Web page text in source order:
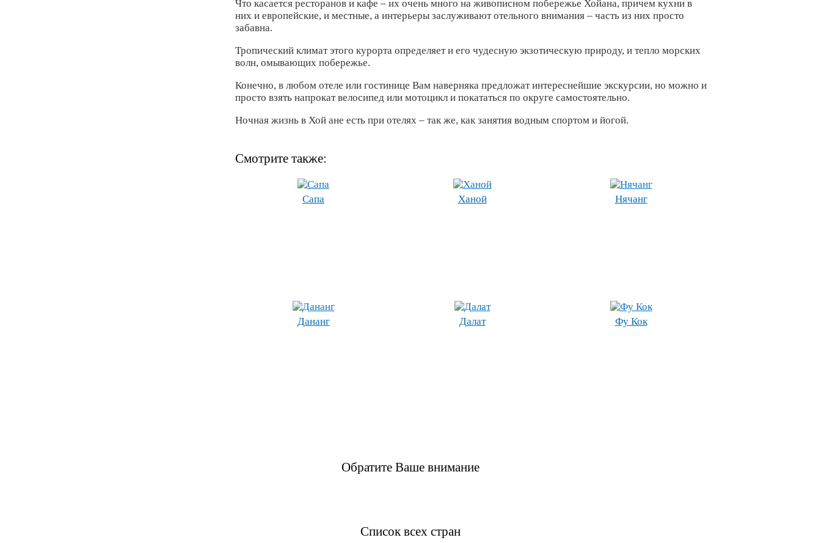
Что касается ресторанов и кафе – их очень много на живописном побережье Хойана, причем кухни в
них и европейские, и местные, а интерьеры заслуживают отельного внимания – часть из них просто
забавна.
Тропический климат этого курорта определяет и его чудесную экзотическую природу, и тепло морских
волн, омывающих побережье.
Конечно, в любом отеле или гостинице Вам наверняка предложат интереснейшие экскурсии, но можно и
просто взять напрокат велосипед или мотоцикл и покататься по округе самостоятельно.
Ночная жизнь в Хой ане есть при отелях – так же, как занятия водным спортом и йогой.
Смотрите также:
Сапа Ханой Нячанг
Дананг Далат Фу Кок
Обратите Ваше внимание
Список всех стран